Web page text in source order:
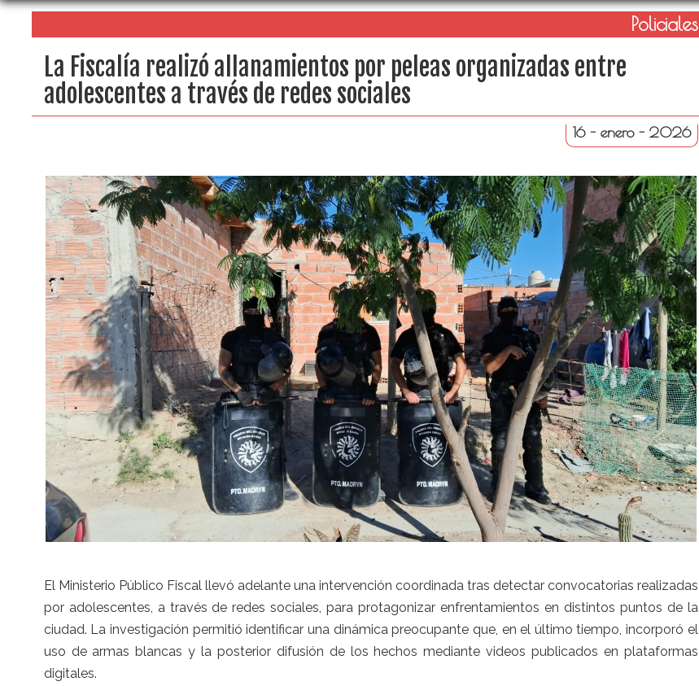
Policiales
La Fiscalía realizó allanamientos por peleas organizadas entre
adolescentes a través de redes sociales
16 - enero - 2026
El Ministerio Público Fiscal llevó adelante una intervención coordinada tras detectar convocatorias realizadas
por adolescentes, a través de redes sociales, para protagonizar enfrentamientos en distintos puntos de la
ciudad. La investigación permitió identificar una dinámica preocupante que, en el último tiempo, incorporó el
uso de armas blancas y la posterior difusión de los hechos mediante videos publicados en plataformas
digitales.